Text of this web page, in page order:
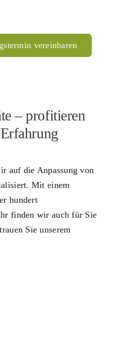
vereinbaren
– profitieren
auf die Anpassung von
Mit einem
hundert
finden wir auch für Sie
Sie unserem